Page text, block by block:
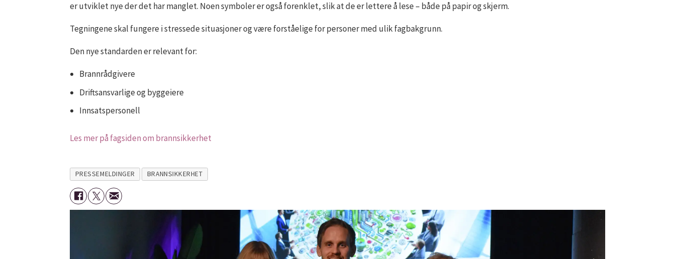
er utviklet nye der det har manglet. Noen symboler er også forenklet, slik at de er lettere å lese – både på papir og skjerm.
Tegningene skal fungere i stressede situasjoner og være forståelige for personer med ulik fagbakgrunn.
Den nye standarden er relevant for:
Brannrådgivere
Driftsansvarlige og byggeiere
Innsatspersonell
Les mer på fagsiden om brannsikkerhet
PRESSEMELDINGER BRANNSIKKERHET